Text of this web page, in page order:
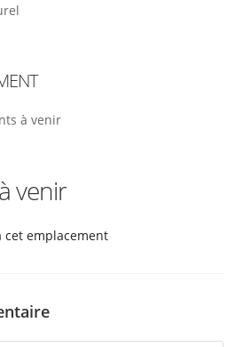
à venir
venir
cet emplacement